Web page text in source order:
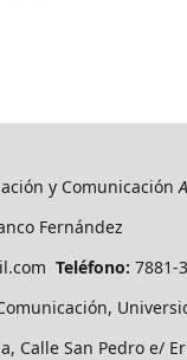
y Comunicación
Fernández
Teléfono: 7881-
Calle San Pedro e/